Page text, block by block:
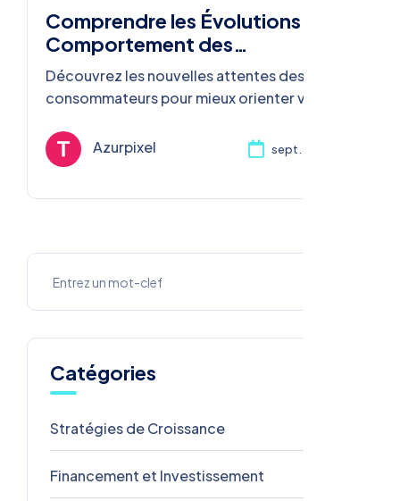
Comprendre les Évolutions du
Comportement des
Consommateurs en 2024
Découvrez les nouvelles attentes des
consommateurs pour mieux orienter vos
Azurpixel
sept. 30, 2024
Catégories
Stratégies de Croissance
Financement et Investissement